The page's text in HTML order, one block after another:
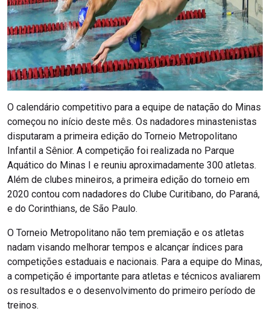
O calendário competitivo para a equipe de natação do Minas
começou no início deste mês. Os nadadores minastenistas
disputaram a primeira edição do Torneio Metropolitano
Infantil a Sênior. A competição foi realizada no Parque
Aquático do Minas I e reuniu aproximadamente 300 atletas.
Além de clubes mineiros, a primeira edição do torneio em
2020 contou com nadadores do Clube Curitibano, do Paraná,
e do Corinthians, de São Paulo.
O Torneio Metropolitano não tem premiação e os atletas
nadam visando melhorar tempos e alcançar índices para
competições estaduais e nacionais. Para a equipe do Minas,
a competição é importante para atletas e técnicos avaliarem
os resultados e o desenvolvimento do primeiro período de
treinos.